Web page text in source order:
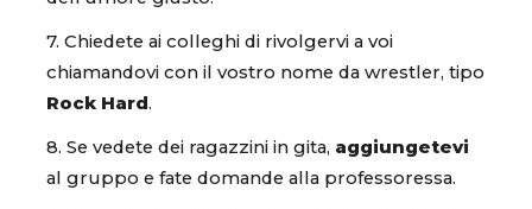
7. Chiedete ai colleghi di rivolgervi a voi
chiamandovi con il vostro nome da wrestler, tipo
Rock Hard.
8. Se vedete dei ragazzini in gita, aggiungetevi
al gruppo e fate domande alla professoressa.